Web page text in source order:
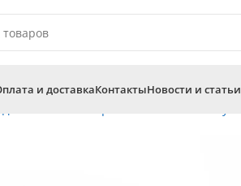
и доставкаКонтактыНовости и статьи